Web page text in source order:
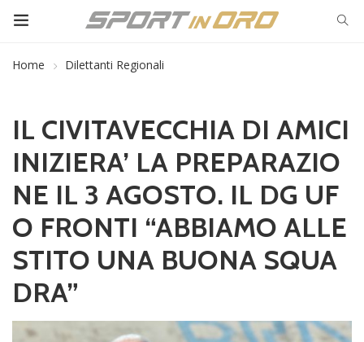
Home Dilettanti Regionali
IL CIVITAVECCHIA DI AMICI
INIZIERA’ LA PREPARAZIO
NE IL 3 AGOSTO. IL DG UF
O FRONTI “ABBIAMO ALLE
STITO UNA BUONA SQUA
DRA”